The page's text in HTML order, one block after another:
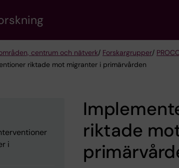
centrum och nätverk/ Forskargrupper/
riktade mot migranter i primärvården
i
riktade